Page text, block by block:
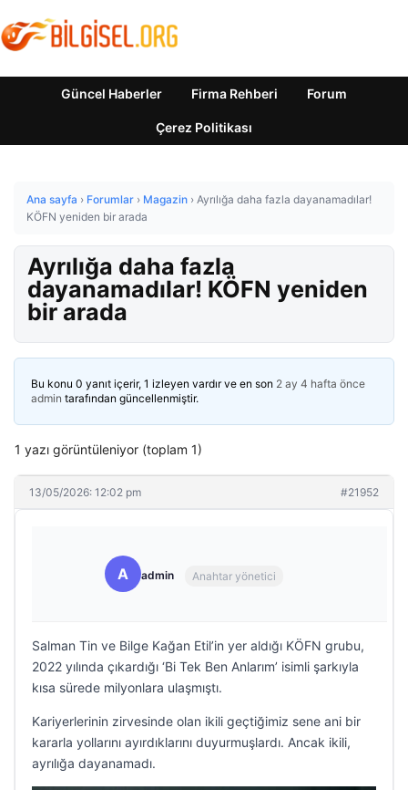
Güncel Haberler Firma Rehberi Forum
Çerez Politikası
Ana sayfa › Forumlar › Magazin › Ayrılığa daha fazla dayanamadılar!
KÖFN yeniden bir arada
Ayrılığa daha fazla
dayanamadılar! KÖFN yeniden
bir arada
Bu konu 0 yanıt içerir, 1 izleyen vardır ve en son 2 ay 4 hafta önce
admin tarafından güncellenmiştir.
1 yazı görüntüleniyor (toplam 1)
13/05/2026: 12:02 pm #21952
A admin Anahtar yönetici
Salman Tin ve Bilge Kağan Etil’in yer aldığı KÖFN grubu,
2022 yılında çıkardığı ‘Bi Tek Ben Anlarım’ isimli şarkıyla
kısa sürede milyonlara ulaşmıştı.
Kariyerlerinin zirvesinde olan ikili geçtiğimiz sene ani bir
kararla yollarını ayırdıklarını duyurmuşlardı. Ancak ikili,
ayrılığa dayanamadı.